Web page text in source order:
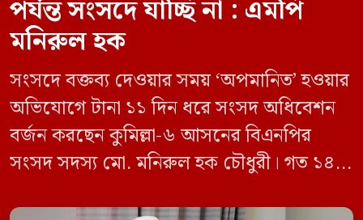
পর্যন্ত সংসদে যাচ্ছি না : এমপি
মনিরুল হক
সংসদে বক্তব্য দেওয়ার সময় ‘অপমানিত’ হওয়ার
অভিযোগে টানা ১১ দিন ধরে সংসদ অধিবেশন
বর্জন করছেন কুমিল্লা-৬ আসনের বিএনপির
সংসদ সদস্য মো. মনিরুল হক চৌধুরী। গত ১৪